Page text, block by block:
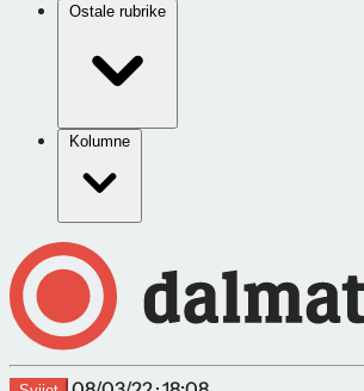
Ostale rubrike
Kolumne